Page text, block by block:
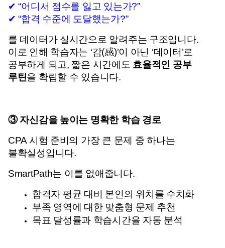
✔ “어디서 점수를 잃고 있는가?”
✔ “합격 수준에 도달했는가?”
이로 인해 학습자는 ‘감(感)’이 아닌 ‘데이터’로
공부하게 되고, 짧은 시간에도 효율적인 공부
루틴을 확립할 수 있습니다.
③ 자신감을 높이는 명확한 학습 경로
CPA 시험 준비의 가장 큰 문제 중 하나는
불확실성입니다.
SmartPath는 이를 없애줍니다.
합격자 평균 대비 본인의 위치를 수치화
부족 영역에 대한 맞춤형 문제 추천
목표 달성률과 학습시간을 자동 분석